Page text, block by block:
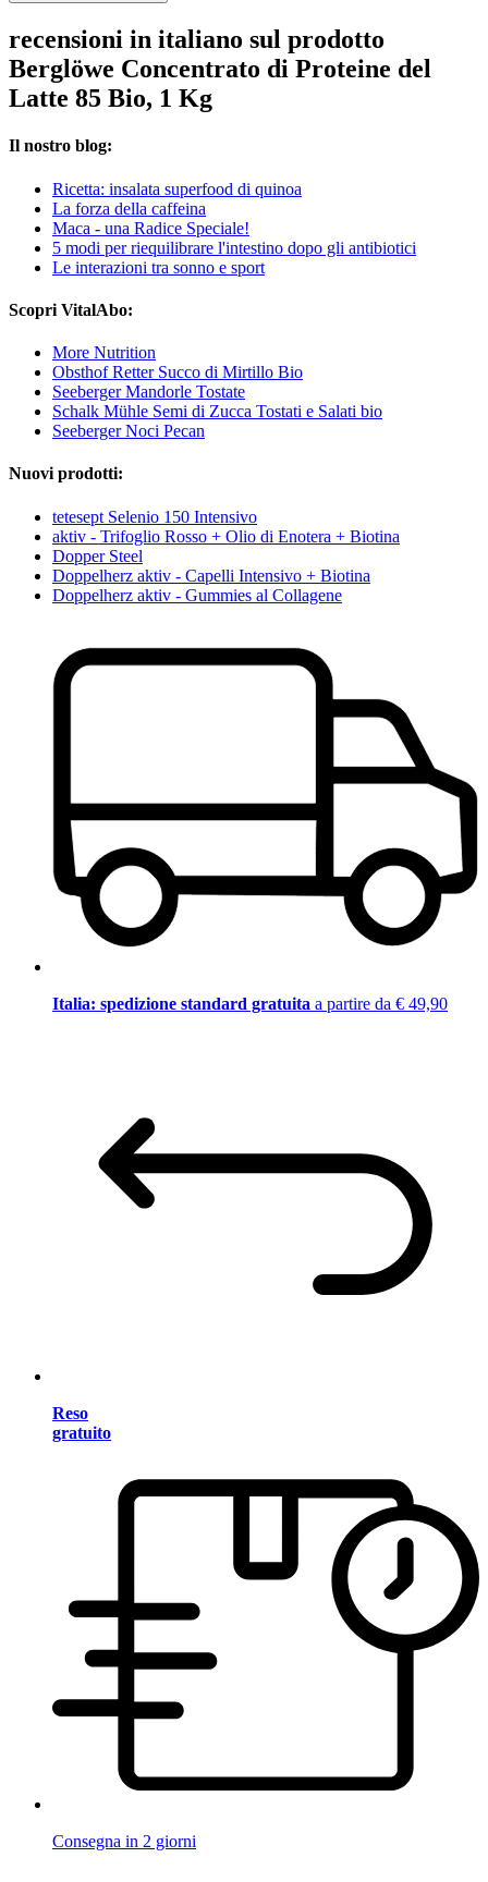
recensioni in italiano sul prodotto
Berglöwe Concentrato di Proteine del
Latte 85 Bio, 1 Kg
Il nostro blog:
Ricetta: insalata superfood di quinoa
La forza della caffeina
Maca - una Radice Speciale!
5 modi per riequilibrare l'intestino dopo gli antibiotici
Le interazioni tra sonno e sport
Scopri VitalAbo:
More Nutrition
Obsthof Retter Succo di Mirtillo Bio
Seeberger Mandorle Tostate
Schalk Mühle Semi di Zucca Tostati e Salati bio
Seeberger Noci Pecan
Nuovi prodotti:
tetesept Selenio 150 Intensivo
aktiv - Trifoglio Rosso + Olio di Enotera + Biotina
Dopper Steel
Doppelherz aktiv - Capelli Intensivo + Biotina
Doppelherz aktiv - Gummies al Collagene
Italia: spedizione standard gratuita a partire da € 49,90
Reso
gratuito
Consegna in 2 giorni